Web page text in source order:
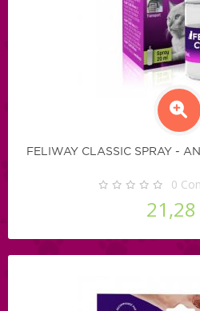
FELIWAY CLASSIC SPRAY -
0